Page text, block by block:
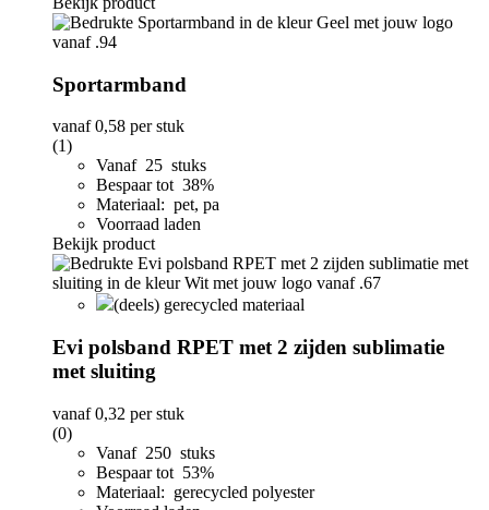
Sportarmband
vanaf0,58 per stuk
(1)
Vanaf 25 stuks
Bespaar tot 38%
Materiaal: pet, pa
Voorraad laden
Bekijk product
(deels) gerecycled materiaal
Evi polsband RPET met 2 zijden sublimatie
met sluiting
vanaf0,32 per stuk
(0)
Vanaf 250 stuks
Bespaar tot 53%
Materiaal: gerecycled polyester